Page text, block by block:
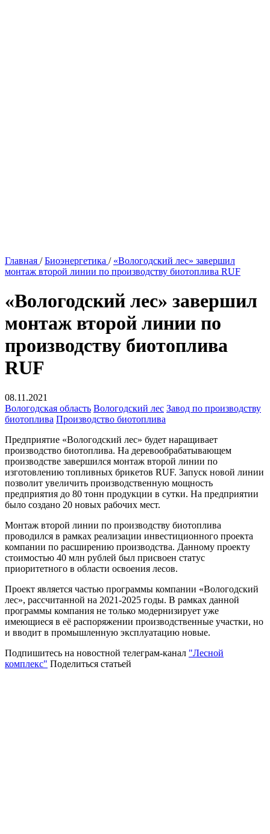
Главная / Биоэнергетика / «Вологодский лес» завершил
монтаж второй линии по производству биотоплива RUF
«Вологодский лес» завершил
монтаж второй линии по
производству биотоплива
RUF
08.11.2021
Вологодская область Вологодский лес Завод по производству
биотоплива Производство биотоплива
Предприятие «Вологодский лес» будет наращивает
производство биотоплива. На деревообрабатывающем
производстве завершился монтаж второй линии по
изготовлению топливных брикетов RUF. Запуск новой линии
позволит увеличить производственную мощность
предприятия до 80 тонн продукции в сутки. На предприятии
было создано 20 новых рабочих мест.
Монтаж второй линии по производству биотоплива
проводился в рамках реализации инвестиционного проекта
компании по расширению производства. Данному проекту
стоимостью 40 млн рублей был присвоен статус
приоритетного в области освоения лесов.
Проект является частью программы компании «Вологодский
лес», рассчитанной на 2021-2025 годы. В рамках данной
программы компания не только модернизирует уже
имеющиеся в её распоряжении производственные участки, но
и вводит в промышленную эксплуатацию новые.
Подпишитесь на новостной телеграм-канал "Лесной
комплекс" Поделиться статьей